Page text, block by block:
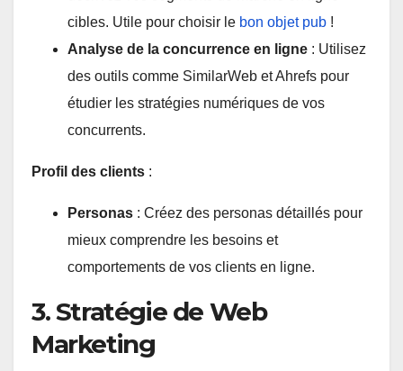
cibles. Utile pour choisir le bon objet pub !
Analyse de la concurrence en ligne : Utilisez
des outils comme SimilarWeb et Ahrefs pour
étudier les stratégies numériques de vos
concurrents.
Profil des clients :
Personas : Créez des personas détaillés pour
mieux comprendre les besoins et
comportements de vos clients en ligne.
3. Stratégie de Web
Marketing